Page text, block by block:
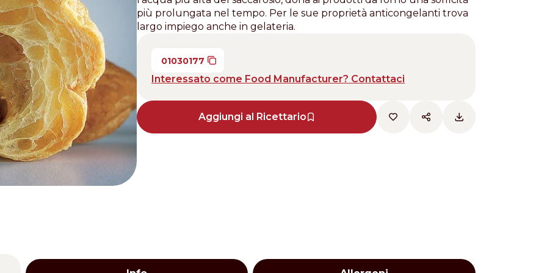
Distributors and authorized clients
Web Order
ItalianEnglish
più prolungata nel tempo. Per le sue proprietà anticongelanti trova
largo impiego anche in gelateria.
01030177
Interessato come Food Manufacturer? Contattaci
Aggiungi al Ricettario